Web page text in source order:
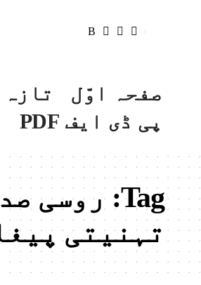
صفحہ اوّل
پی ڈی ایف PDF
Tag: ‏روسی
تہنیتی